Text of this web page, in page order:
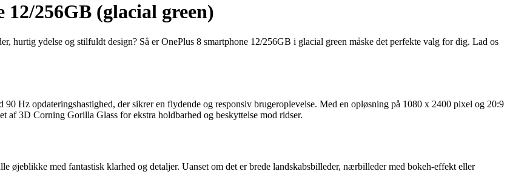
256GB (glacial green)
hurtig ydelse og stilfuldt design? Så er OnePlus 8 smartphone 12/256GB i glacial green måske det perfekte valg for dig. Lad os
Hz opdateringshastighed, der sikrer en flydende og responsiv brugeroplevelse. Med en opløsning på 1080 x 2400 pixel og 20:9
3D Corning Gorilla Glass for ekstra holdbarhed og beskyttelse mod ridser.
øjeblikke med fantastisk klarhed og detaljer. Uanset om det er brede landskabsbilleder, nærbilleder med bokeh-effekt eller